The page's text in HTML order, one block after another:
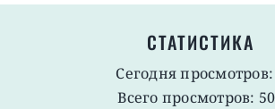
СТАТИСТИКА
Сегодня просмотров:
Всего просмотров: